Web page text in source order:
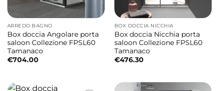
ARREDO BAGNO
Box doccia Angolare porta
saloon Collezione FPSL60
Tamanaco
€704.00
BOX DOCCIA NICCHIA
Box doccia Nicchia porta
saloon Collezione FPSL60
Tamanaco
€476.30